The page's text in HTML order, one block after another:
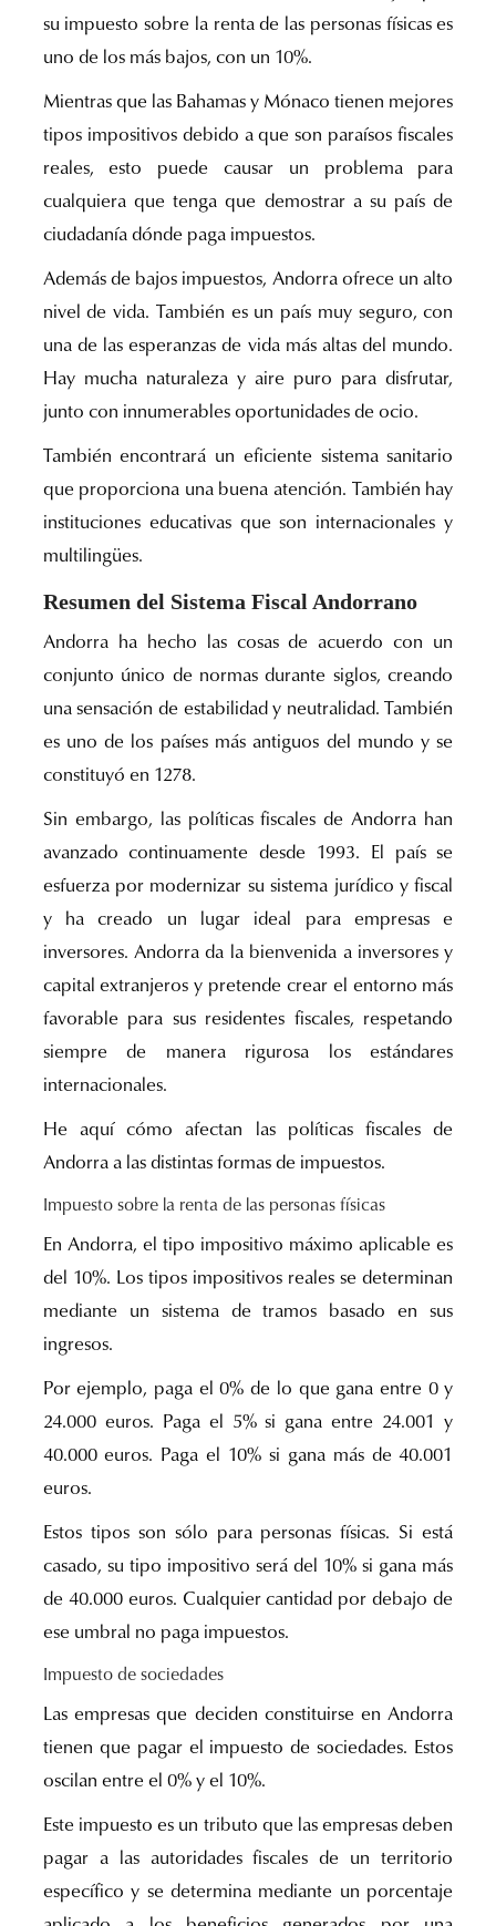
su impuesto sobre la renta de las personas físicas es
uno de los más bajos, con un 10%.
Mientras que las Bahamas y Mónaco tienen mejores
tipos impositivos debido a que son paraísos fiscales
reales, esto puede causar un problema para
cualquiera que tenga que demostrar a su país de
ciudadanía dónde paga impuestos.
Además de bajos impuestos, Andorra ofrece un alto
nivel de vida. También es un país muy seguro, con
una de las esperanzas de vida más altas del mundo.
Hay mucha naturaleza y aire puro para disfrutar,
junto con innumerables oportunidades de ocio.
También encontrará un eficiente sistema sanitario
que proporciona una buena atención. También hay
instituciones educativas que son internacionales y
multilingües.
Resumen del Sistema Fiscal Andorrano
Andorra ha hecho las cosas de acuerdo con un
conjunto único de normas durante siglos, creando
una sensación de estabilidad y neutralidad. También
es uno de los países más antiguos del mundo y se
constituyó en 1278.
Sin embargo, las políticas fiscales de Andorra han
avanzado continuamente desde 1993. El país se
esfuerza por modernizar su sistema jurídico y fiscal
y ha creado un lugar ideal para empresas e
inversores. Andorra da la bienvenida a inversores y
capital extranjeros y pretende crear el entorno más
favorable para sus residentes fiscales, respetando
siempre de manera rigurosa los estándares
internacionales.
He aquí cómo afectan las políticas fiscales de
Andorra a las distintas formas de impuestos.
Impuesto sobre la renta de las personas físicas
En Andorra, el tipo impositivo máximo aplicable es
del 10%. Los tipos impositivos reales se determinan
mediante un sistema de tramos basado en sus
ingresos.
Por ejemplo, paga el 0% de lo que gana entre 0 y
24.000 euros. Paga el 5% si gana entre 24.001 y
40.000 euros. Paga el 10% si gana más de 40.001
euros.
Estos tipos son sólo para personas físicas. Si está
casado, su tipo impositivo será del 10% si gana más
de 40.000 euros. Cualquier cantidad por debajo de
ese umbral no paga impuestos.
Impuesto de sociedades
Las empresas que deciden constituirse en Andorra
tienen que pagar el impuesto de sociedades. Estos
oscilan entre el 0% y el 10%.
Este impuesto es un tributo que las empresas deben
pagar a las autoridades fiscales de un territorio
específico y se determina mediante un porcentaje